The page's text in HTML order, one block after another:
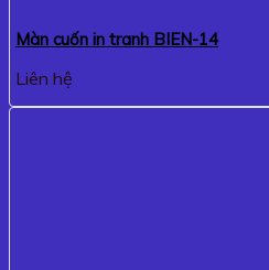
Màn cuốn in tranh BIEN-14
Liên hệ